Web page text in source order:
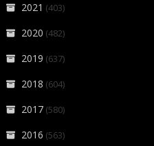
2021 (403)
2020 (482)
2019 (637)
2018 (604)
2017 (580)
2016 (563)